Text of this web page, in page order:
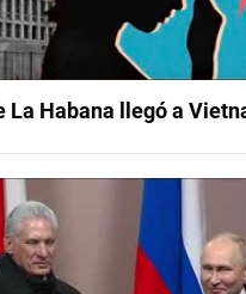
La Habana llegó a